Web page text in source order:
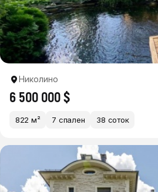
Николино
6 500 000 $
822 м² 7 спален 38 соток